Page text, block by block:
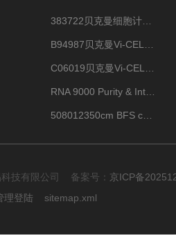
技有限公司 备案号： 京ICP备
理登陆 sitemap.xml